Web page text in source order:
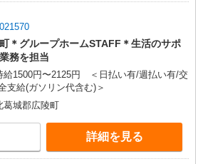
＊グループホームSTAFF＊生活のサポ
務を担当
給1500円〜2125円 ＜日払い有/週払い有/交
支給(ガソリン代含む)＞
葛城郡広陵町
詳細を見る